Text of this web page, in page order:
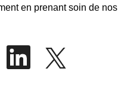
en prenant soin de nos
S
u
S
o
u